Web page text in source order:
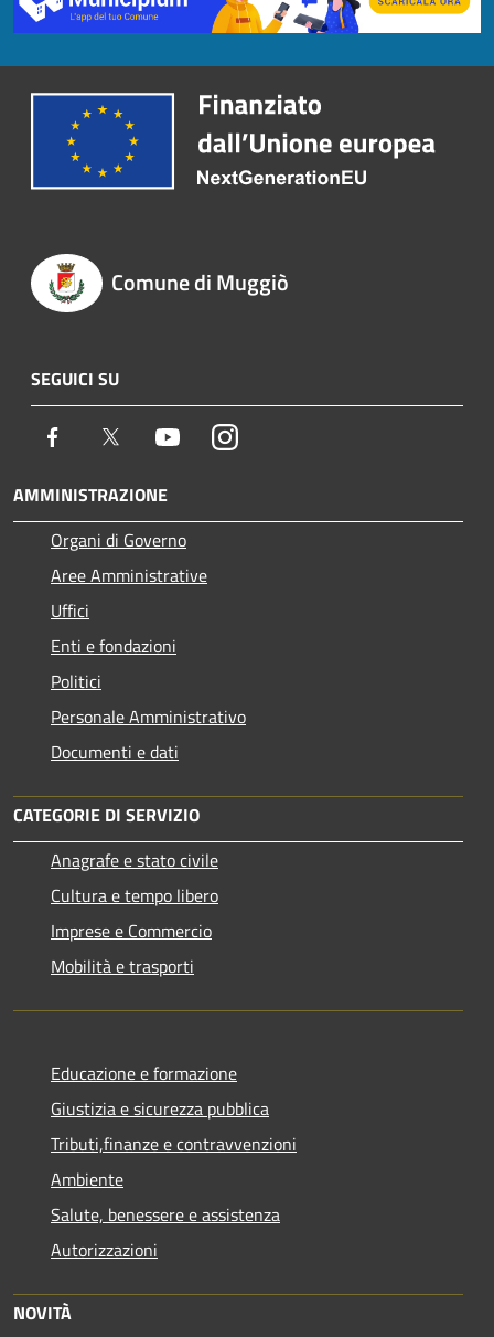
Comune di Muggiò
SEGUICI SU
Facebook Twitter YoutubeInstagram
AMMINISTRAZIONE
Organi di Governo
Aree Amministrative
Uffici
Enti e fondazioni
Politici
Personale Amministrativo
Documenti e dati
CATEGORIE DI SERVIZIO
Anagrafe e stato civile
Cultura e tempo libero
Imprese e Commercio
Mobilità e trasporti
Educazione e formazione
Giustizia e sicurezza pubblica
Tributi,finanze e contravvenzioni
Ambiente
Salute, benessere e assistenza
Autorizzazioni
NOVITÀ